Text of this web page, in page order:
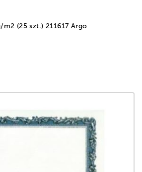
m2 (25 szt.) 211617 Argo